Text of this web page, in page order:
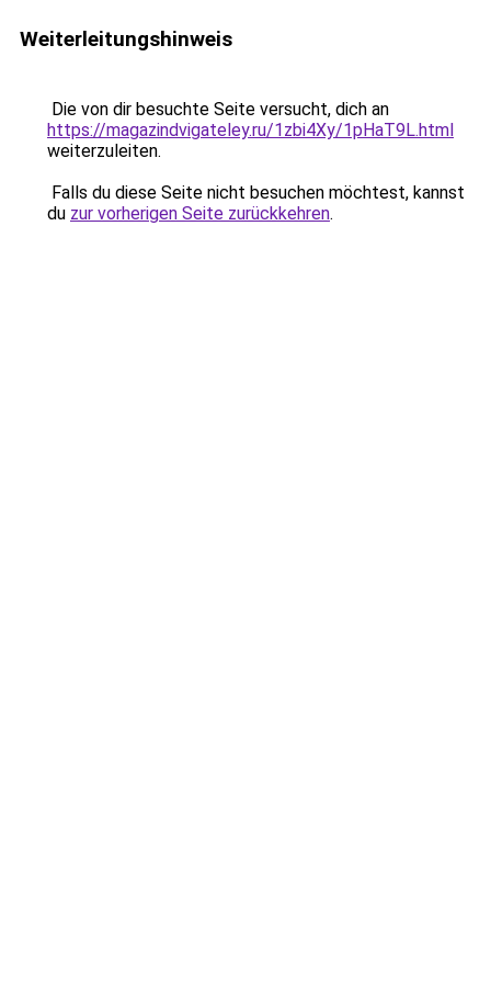
Weiterleitungshinweis
Die von dir besuchte Seite versucht, dich an
https://magazindvigateley.ru/1zbi4Xy/1pHaT9L.html
weiterzuleiten.
Falls du diese Seite nicht besuchen möchtest, kannst
du zur vorherigen Seite zurückkehren.